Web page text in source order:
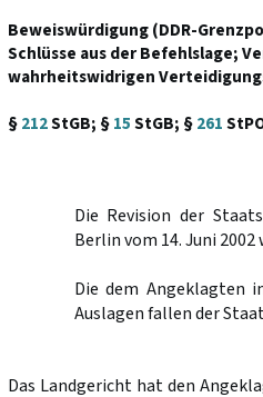
Beweiswürdigung (DDR-
Schlüsse aus der Befehlslage;
wahrheitswidrigen
§212StGB; §15StGB; §261
Die Revision der
Berlin vom 14. Juni
Die dem Angeklagten
Auslagen fallen der
Das Landgericht hat den